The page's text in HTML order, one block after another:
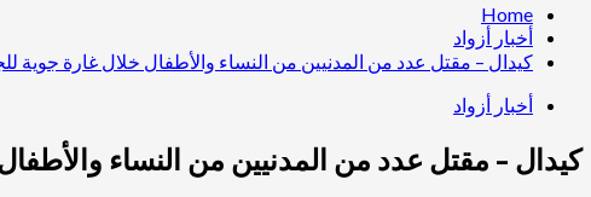
Home
أخبار أزواد
كيدال – مقتل عدد من المدنيين من النساء والأطفال خلال غارة جوية
أخبار أزواد
كيدال – مقتل عدد من المدنيين من النساء